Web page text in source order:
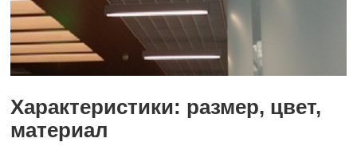
Характеристики: размер, цвет,
материал